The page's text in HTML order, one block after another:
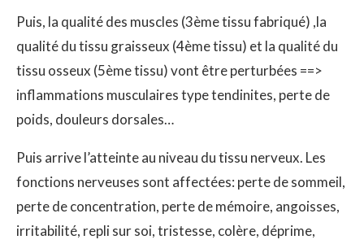
Puis, la qualité des muscles (3ème tissu fabriqué) ,la
qualité du tissu graisseux (4ème tissu) et la qualité du
tissu osseux (5ème tissu) vont être perturbées ==>
inflammations musculaires type tendinites, perte de
poids, douleurs dorsales…
Puis arrive l’atteinte au niveau du tissu nerveux. Les
fonctions nerveuses sont affectées: perte de sommeil,
perte de concentration, perte de mémoire, angoisses,
irritabilité, repli sur soi, tristesse, colère, déprime,